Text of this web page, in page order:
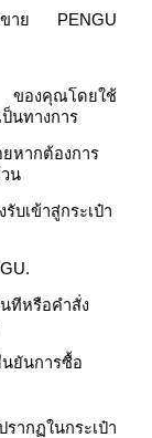
ขาย PENGU
ของคุณโดยใช้
นทางการ
หากต้องการ
น
เข้าสู่กระเป๋า
ทีหรือคำสั่ง
นยันการซื้อ
กฏในกระเป๋า